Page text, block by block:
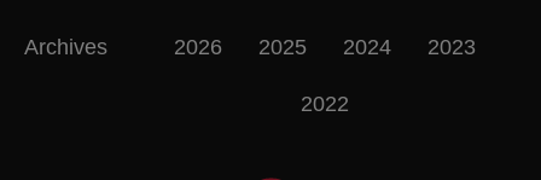
Archives 2026 2025 2024 2023
2022